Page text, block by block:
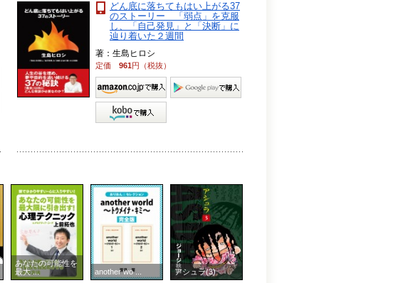
どん底に落ちてもはい上がる37
のストーリー 「弱点」を克服
し、「自己発見」と「決断」に
辿り着いた２週間
著：生島ヒロシ
定価 961円（税抜）
あなたの可能性を
最大 ...
another wo ... アシュラ(3)